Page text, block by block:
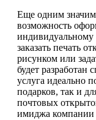
Еще одним
возможность
заказать печать
рисунком или
будет
услуга идеально
подарков, так и
почтовых
имиджа компании